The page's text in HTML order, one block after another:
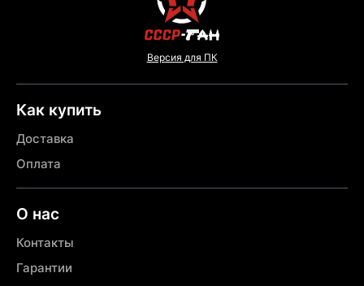
Версия для ПК
Как купить
Доставка
Оплата
О нас
Контакты
Гарантии